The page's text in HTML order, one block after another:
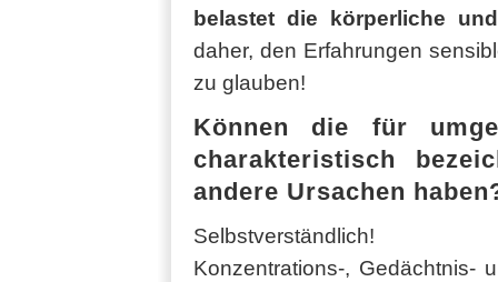
belastet die körperliche
daher, den Erfahrungen
zu glauben!
Können die für
charakteristisch
andere Ursachen
Selbstverständlich!
Konzentrations-, Gedächtnis-